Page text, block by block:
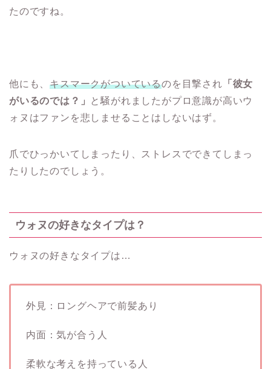
たのですね。
他にも、キスマークがついているのを目撃され 「彼女
がいるのでは？」
と騒がれましたがプロ意識が高いウ
ォヌはファンを悲しませることはしないはず。
爪でひっかいてしまったり、ストレスでできてしまっ
たりしたのでしょう。
ウォヌの好きなタイプは？
ウォヌの好きなタイプは…
外見：ロングヘアで前髪あり
内面：気が合う人
柔軟な考えを持っている人